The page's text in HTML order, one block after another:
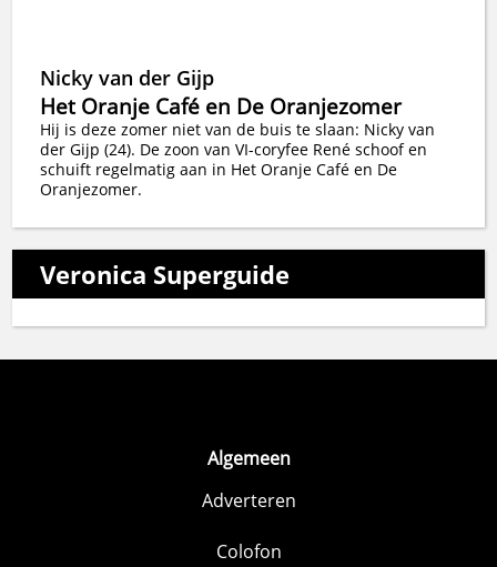
Nicky van der Gijp
Het Oranje Café en De Oranjezomer
Hij is deze zomer niet van de buis te slaan: Nicky van
der Gijp (24). De zoon van VI-coryfee René schoof en
schuift regelmatig aan in Het Oranje Café en De
Oranjezomer.
Veronica Superguide
Algemeen
Adverteren
Colofon